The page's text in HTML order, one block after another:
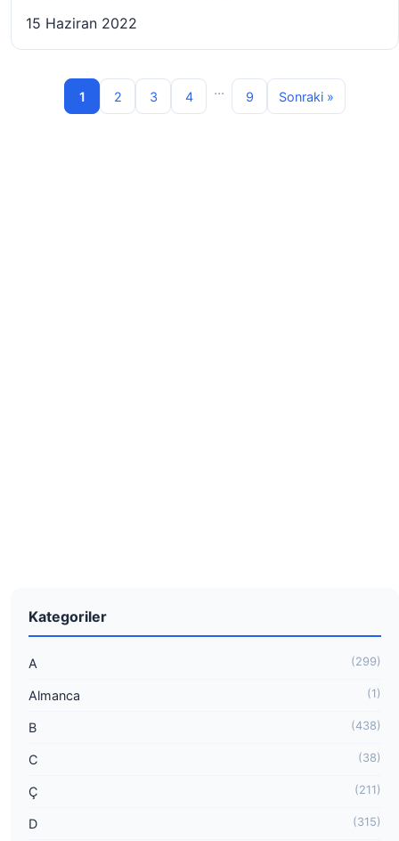
15 Haziran 2022
1 2 3 4 ... 9 Sonraki »
Kategoriler
A (299)
Almanca (1)
B (438)
C (38)
Ç (211)
D (315)